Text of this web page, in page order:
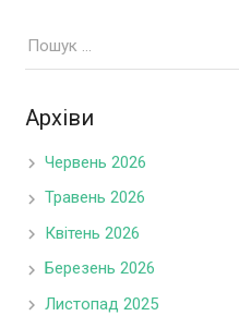
Архіви
Червень 2026
Травень 2026
Квітень 2026
Березень 2026
Листопад 2025